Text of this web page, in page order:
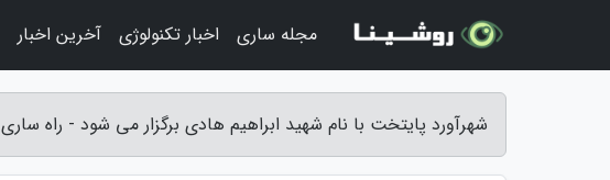
شهرآورد پایتخت با نام شهید ابراهیم هادی برگزار می شود - راه ساری
مجله ساری اخبار تکنولوژی آخرین اخبار